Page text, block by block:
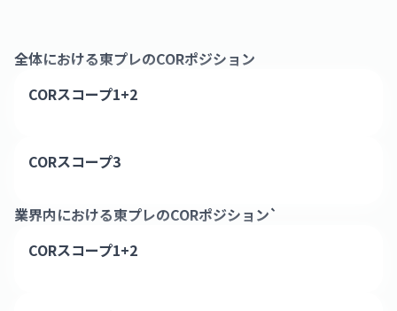
全体における東プレのCORポジション
CORスコープ1+2
CORスコープ3
業界内における東プレのCORポジション`
CORスコープ1+2